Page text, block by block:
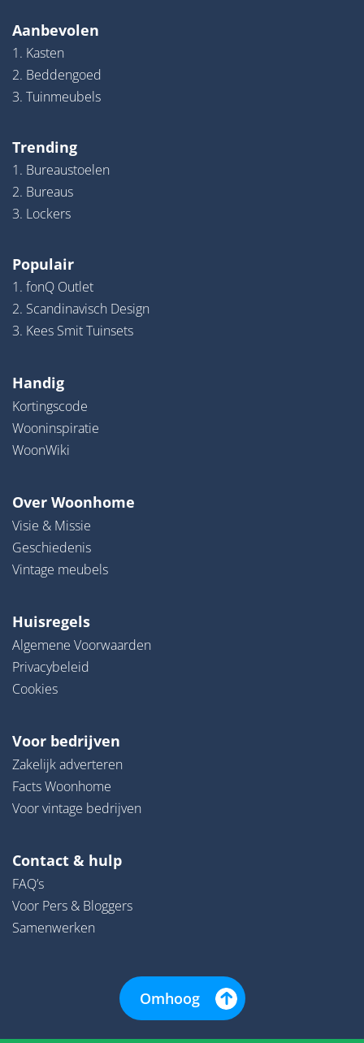
Aanbevolen
1. Kasten
2. Beddengoed
3. Tuinmeubels
Trending
1. Bureaustoelen
2. Bureaus
3. Lockers
Populair
1. fonQ Outlet
2. Scandinavisch Design
3. Kees Smit Tuinsets
Handig
Kortingscode
Wooninspiratie
WoonWiki
Over Woonhome
Visie & Missie
Geschiedenis
Vintage meubels
Huisregels
Algemene Voorwaarden
Privacybeleid
Cookies
Voor bedrijven
Zakelijk adverteren
Facts Woonhome
Voor vintage bedrijven
Contact & hulp
FAQ’s
Voor Pers & Bloggers
Samenwerken
Omhoog